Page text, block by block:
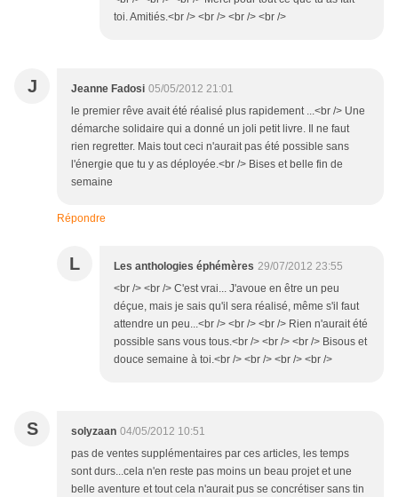
toi. Amitiés.<br /> <br /> <br /> <br />
J Jeanne Fadosi 05/05/2012 21:01
le premier rêve avait été réalisé plus rapidement ...<br /> Une
démarche solidaire qui a donné un joli petit livre. Il ne faut
rien regretter. Mais tout ceci n'aurait pas été possible sans
l'énergie que tu y as déployée.<br /> Bises et belle fin de
semaine
Répondre
L Les anthologies éphémères 29/07/2012 23:55
<br /> <br /> C'est vrai... J'avoue en être un peu
déçue, mais je sais qu'il sera réalisé, même s'il faut
attendre un peu...<br /> <br /> <br /> Rien n'aurait été
possible sans vous tous.<br /> <br /> <br /> Bisous et
douce semaine à toi.<br /> <br /> <br /> <br />
S solyzaan 04/05/2012 10:51
pas de ventes supplémentaires par ces articles, les temps
sont durs...cela n'en reste pas moins un beau projet et une
belle aventure et tout cela n'aurait pus se concrétiser sans tin